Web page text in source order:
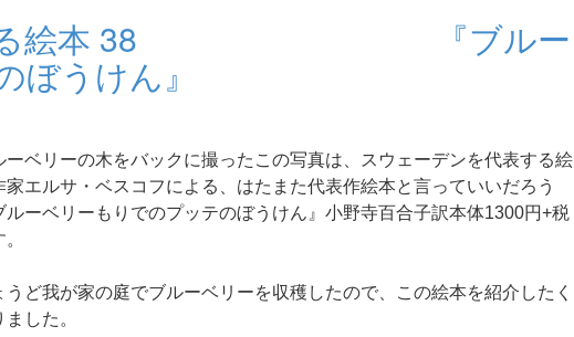
ている絵本 38 『ブルー
うけん』
ーベリーの木をバックに撮ったこの写真は、スウェーデンを代表する絵
家エルサ・ベスコフによる、はたまた代表作絵本と言っていいだろう
ルーベリーもりでのプッテのぼうけん』小野寺百合子訳本体1300円+税
うど我が家の庭でブルーベリーを収穫したので、この絵本を紹介したく
ました。